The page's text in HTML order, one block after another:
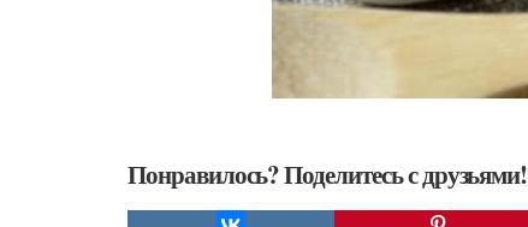
Понравилось? Поделитесь с друзьями!